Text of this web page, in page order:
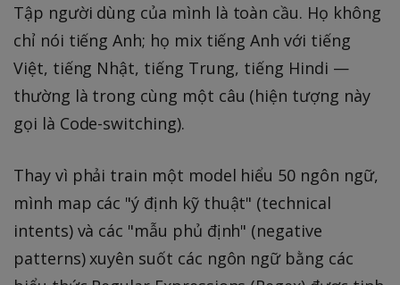
Tập người dùng của mình là toàn cầu. Họ không
chỉ nói tiếng Anh; họ mix tiếng Anh với tiếng
Việt, tiếng Nhật, tiếng Trung, tiếng Hindi —
thường là trong cùng một câu (hiện tượng này
gọi là Code-switching).
Thay vì phải train một model hiểu 50 ngôn ngữ,
mình map các "ý định kỹ thuật" (technical
intents) và các "mẫu phủ định" (negative
patterns) xuyên suốt các ngôn ngữ bằng các